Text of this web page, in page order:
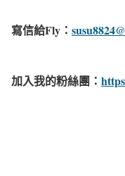
寫信給Fly：
加入我的粉絲團：